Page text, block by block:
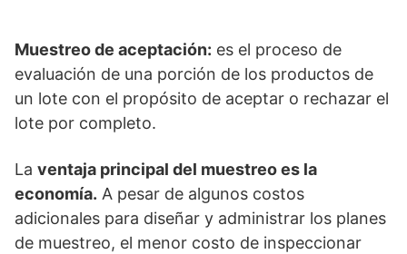
Muestreo de aceptación: es el proceso de
evaluación de una porción de los productos de
un lote con el propósito de aceptar o rechazar el
lote por completo.
La ventaja principal del muestreo es la
economía. A pesar de algunos costos
adicionales para diseñar y administrar los planes
de muestreo, el menor costo de inspeccionar